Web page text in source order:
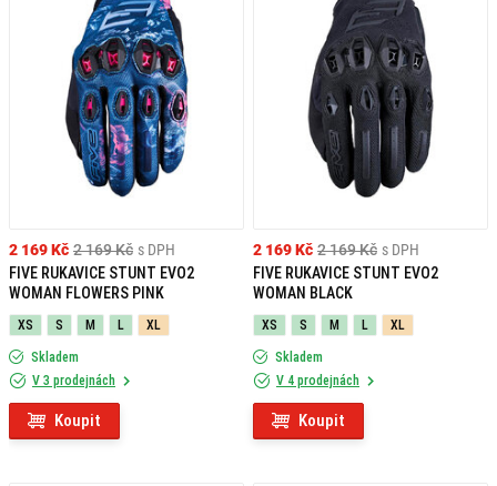
2 169 Kč
2 169 Kč
s DPH
FIVE RUKAVICE STUNT EVO2
WOMAN FLOWERS PINK
XS S M L XL
Skladem
V 3 prodejnách
Koupit
2 169 Kč
2 169 Kč
s DPH
FIVE RUKAVICE STUNT EVO2
WOMAN BLACK
XS S M L XL
Skladem
V 4 prodejnách
Koupit